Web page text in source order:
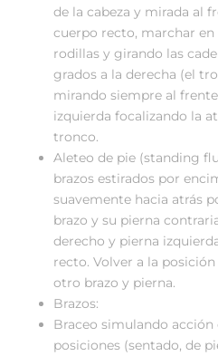
de la cabeza y mirada al
cuerpo recto, marchar
rodillas y girando las
grados a la derecha (el
mirando siempre al
izquierda focalizando la
tronco.
Aleteo de pie (standing
brazos estirados por
suavemente hacia atrás
brazo y su pierna
derecho y pierna
recto. Volver a la
otro brazo y pierna.
Brazos:
Braceo simulando
posiciones (sentado, de